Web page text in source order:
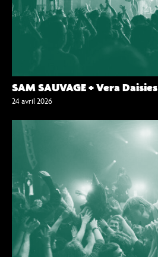
SAM SAUVAGE + Vera Daisies
24 avril 2026